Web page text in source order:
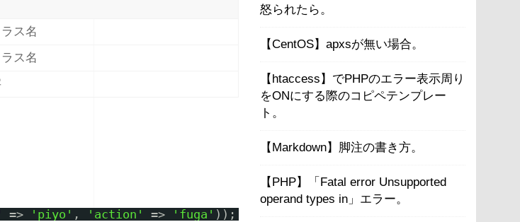
ス名
ス名
=> 'piyo' , 'action' => 'fuga' ));
怒られたら。
【CentOS】apxsが無い場合。
【htaccess】でPHPのエラー表示周り
をONにする際のコピペテンプレー
ト。
【Markdown】脚注の書き方。
【PHP】「Fatal error Unsupported
operand types in」エラー。